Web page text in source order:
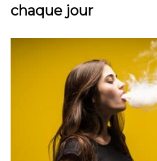
chaque jour